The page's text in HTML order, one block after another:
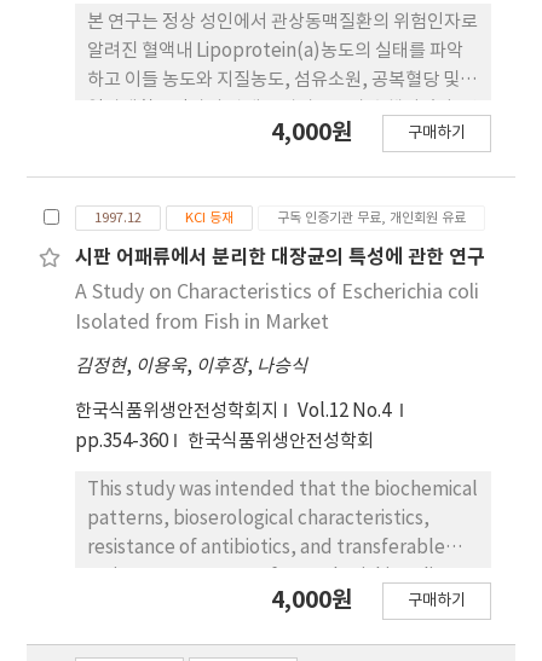
There is no significant change in triglyceride,
HDL, and LDL/HDL ratio by drinking the
fermented milk. The fermented milk intake
for long-term period (56 weeks) did not show
any more effect after 10 week on the level of
본 연구는 정상 성인에서 관상동맥질환의 위험인자로
알려진 혈액내 Lipoprotein(a)농도의 실태를 파악
하고 이들 농도와 지질농도, 섬유소원, 공복혈당 및
구대상은 서울지역 일부 초, 중, 고교 교사들로 의료
설문 조사를 1990년 11월 2일부터 11월 7일에 걸쳐
실시하였다. 혈액분석 결과에 따라 이 들을 정상군과
위험군으로 나누고 이들 군들 사이에서
Lipoprotein(a)농도와의 연관성을 알아보았다. 결
유발의 위험수준인 30㎎/dL을 초과하는 대상자는
140명 중 37명으로 26.4%에 달했다. 대 상자들의
Lipoprotein(a) 평균농도는 남자는 15.94± 12.70
㎎/dL,여자는 17.92±17.58㎎/dL로 성별간의 유의
한 차이는 없었다. 2. 대상자의 연령에 따른
Lipoprotein(a)농도의 경우 연령간에 유의한 차이
를 보였다(p<0.05). 3. 대상자의 혈액을 분석하여 각
항목에 대해 정상군과 위험군으로 나눈 후
Lipoprotein(a) 농도와 각 항목들간의 유의성을 살
4,000원 구매하기
1997.12 KCI 등재 구독 인증기관 무료, 개인회원 유료
시판 어패류에서 분리한 대장균의 특성에 관한 연구
A Study on Characteristics of Escherichia coli
Isolated from Fish in Market
김정현, 이용욱, 이후장, 나승식
한국식품위생안전성학회지
Vol.12 No.4
pp.354-360
한국식품위생안전성학회
This study was intended that the biochemical
patterns, bioserological characteristics,
resistance of antibiotics, and transferable
strains from 79 fish and shellfish samples in
4,000원 구매하기